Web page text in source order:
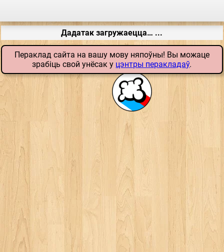
Дадатак загружаецца… ...
Пераклад сайта на вашу мову няпоўны! Вы можаце
зрабіць свой унёсак у цэнтры перакладаў.